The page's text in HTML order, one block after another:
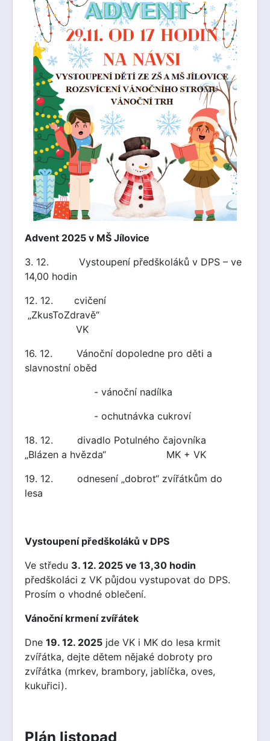
Advent 2025 v MŠ Jílovice
3. 12. Vystoupení předškoláků v DPS – ve
14,00 hodin
12. 12. cvičení
„ZkusToZdravě“
VK
16. 12. Vánoční dopoledne pro děti a
slavnostní oběd
- vánoční nadílka
- ochutnávka cukroví
18. 12. divadlo Potulného čajovníka
„Blázen a hvězda“ MK + VK
19. 12. odnesení „dobrot“ zvířátkům do
lesa
Vystoupení předškoláků v DPS
Ve středu 3. 12. 2025 ve 13,30 hodin
předškoláci z VK půjdou vystupovat do DPS.
Prosím o vhodné oblečení.
Vánoční krmení zvířátek
Dne 19. 12. 2025 jde VK i MK do lesa krmit
zvířátka, dejte dětem nějaké dobroty pro
zvířátka (mrkev, brambory, jablíčka, oves,
kukuřici).
Plán listopad